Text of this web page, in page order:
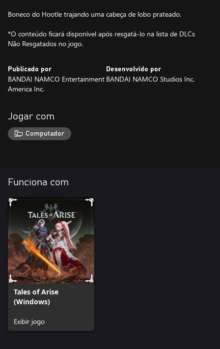
Boneco do Hootle trajando uma cabeça de lobo prateado.
*O conteúdo ficará disponível após resgatá-lo na lista de DLCs
Não Resgatados no jogo.
Publicado por
BANDAI NAMCO Entertainment
America Inc.
Desenvolvido por
BANDAI NAMCO Studios Inc.
Jogar com
Computador
Funciona com
Tales of Arise
(Windows)
Exibir jogo